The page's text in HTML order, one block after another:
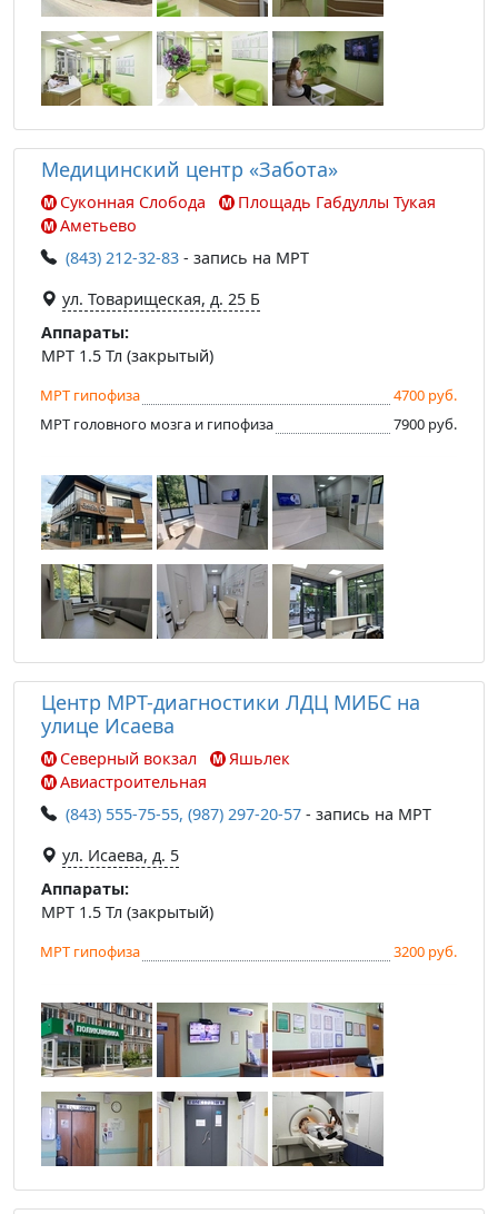
Медицинский центр «Забота»
Суконная Слобода
Площадь Габдуллы Тукая
Аметьево
(843) 212-32-83 - запись на МРТ
ул. Товарищеская, д. 25 Б
Аппараты:
МРТ 1.5 Тл (закрытый)
МРТ гипофиза
4700 руб.
МРТ головного мозга и гипофиза
7900 руб.
Центр МРТ-диагностики ЛДЦ МИБС на
улице Исаева
Северный вокзал
Яшьлек
Авиастроительная
(843) 555-75-55, (987) 297-20-57 - запись на МРТ
ул. Исаева, д. 5
Аппараты:
МРТ 1.5 Тл (закрытый)
МРТ гипофиза 3200 руб.